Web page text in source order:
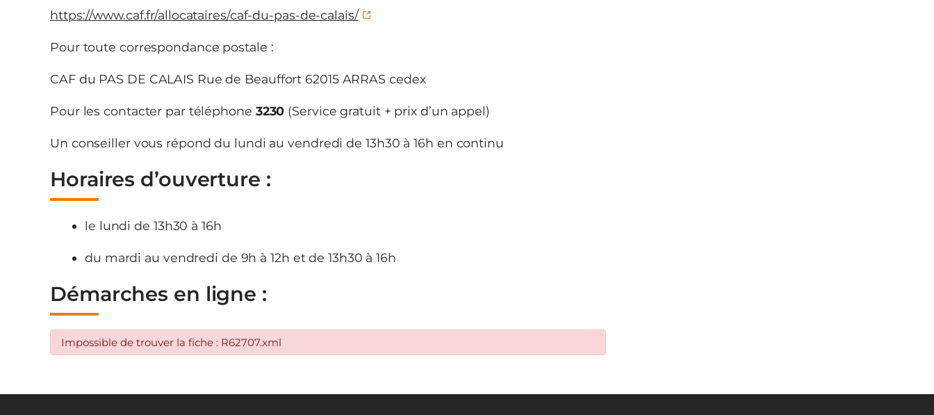
https://www.caf.fr/allocataires/caf-du-pas-de-calais/
Pour toute correspondance postale :
CAF du PAS DE CALAIS Rue de Beauffort 62015 ARRAS cedex
Pour les contacter par téléphone 3230 (Service gratuit + prix d’un appel)
Un conseiller vous répond du lundi au vendredi de 13h30 à 16h en continu
Horaires d’ouverture :
le lundi de 13h30 à 16h
du mardi au vendredi de 9h à 12h et de 13h30 à 16h
Démarches en ligne :
Impossible de trouver la fiche : R62707.xml